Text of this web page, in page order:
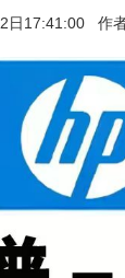
日17:41:00 作